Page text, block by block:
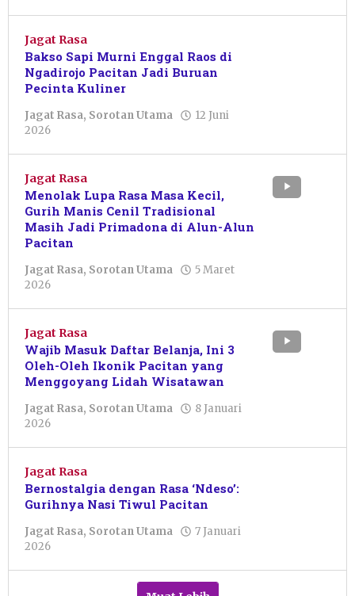
Shalahuddin
Jagat Rasa
Bakso Sapi Murni Enggal Raos di
Ngadirojo Pacitan Jadi Buruan
Pecinta Kuliner
Jagat Rasa, Sorotan Utama
12 Juni
2026
Shalahuddin
Jagat Rasa
Menolak Lupa Rasa Masa Kecil,
Gurih Manis Cenil Tradisional
Masih Jadi Primadona di Alun-Alun
Pacitan
Jagat Rasa, Sorotan Utama
5 Maret
2026
Agustrina
Ulandari
Jagat Rasa
Wajib Masuk Daftar Belanja, Ini 3
Oleh-Oleh Ikonik Pacitan yang
Menggoyang Lidah Wisatawan
Jagat Rasa, Sorotan Utama
8 Januari
2026
Jagat Rasa
Bernostalgia dengan Rasa ‘Ndeso’:
Gurihnya Nasi Tiwul Pacitan
Jagat Rasa, Sorotan Utama
7 Januari
2026
Alfarizi